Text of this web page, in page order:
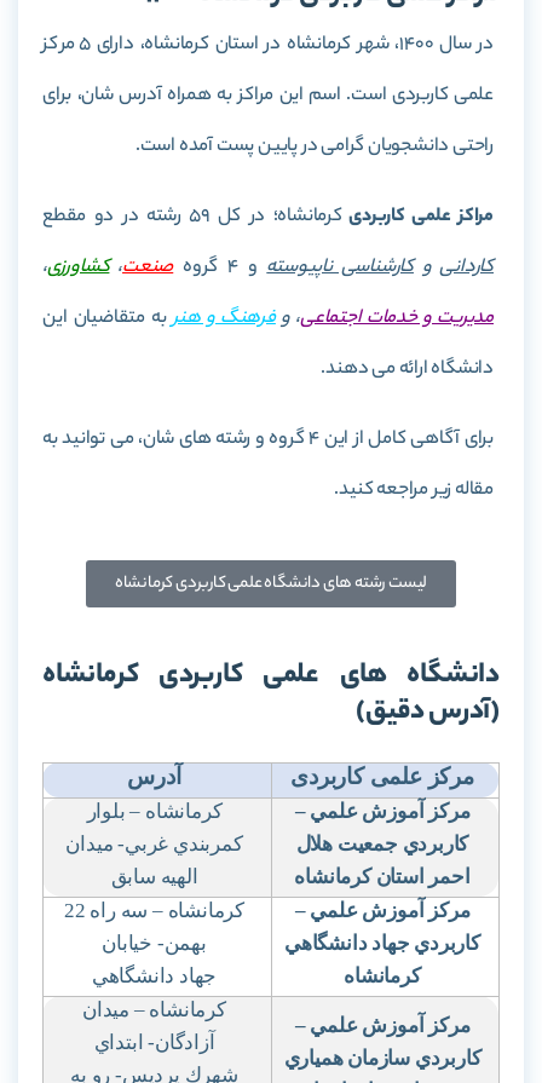
در سال 1400، شهر کرمانشاه در استان کرمانشاه، دارای 5 مرکز
علمی کاربردی است. اسم این مراکز به همراه آدرس شان، برای
راحتی دانشجویان گرامی در پایین پست آمده است.
مراکز علمی کاربردیکرمانشاه؛ در کل 59 رشته در دو مقطع
کاردانیوکارشناسی ناپیوستهو 4 گروه صنعت،کشاورزی،
مدیریت و خدمات اجتماعی، وفرهنگ و هنربه متقاضیان این
دانشگاه ارائه می دهند.
برای آگاهی کامل از این 4 گروه و رشته های شان، می توانید به
مقاله زیر مراجعه کنید.
لیست رشته های دانشگاه علمی کاربردی کرمانشاه
دانشگاه های علمی کاربردی کرمانشاه
(آدرس دقیق)
مرکز علمی کاربردی آدرس
مركز آموزش علمي–
كاربردي جمعيت هلال
احمر استان كرمانشاه
كرمانشاه – بلوار
كمربندي غربي- ميدان
الهيه سابق
مركز آموزش علمي–
كاربردي جهاد دانشگاهي
كرمانشاه
كرمانشاه–
سه راه 22
بهمن- خيابان
جهاد دانشگاهي
مركز آموزش علمي–
كاربردي سازمان همياري
كرمانشاه – ميدان
آزادگان- ابتداي
شهرك پرديس- رو به